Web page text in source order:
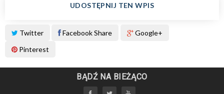
UDOSTĘPNIJ TEN WPIS
Twitter Facebook Share
Google+
Pinterest
BĄDŹ NA BIEŻĄCO